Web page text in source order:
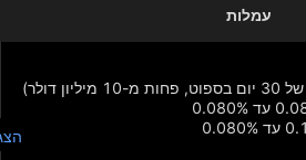
עמלות